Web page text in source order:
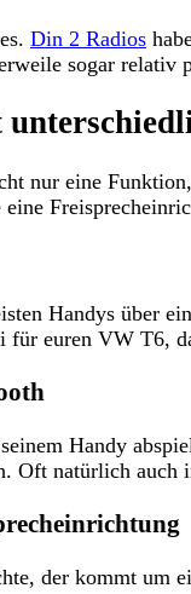
Din 2 Radios
sogar relativ
nur eine
Handys über
euren VW T6,
Handy
Oft natürlich
der kommt um